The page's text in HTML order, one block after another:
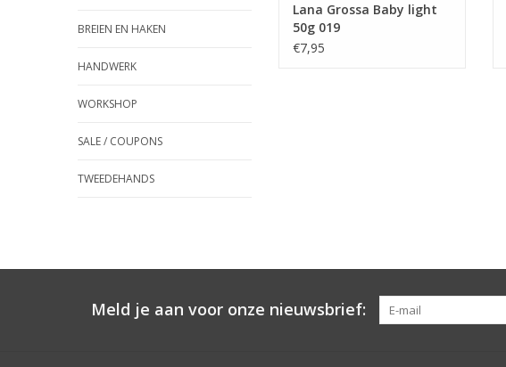
BREIEN EN HAKEN
HANDWERK
WORKSHOP
SALE / COUPONS
TWEEDEHANDS
Lana Grossa Baby light
50g 019
€7,95
Meld je aan voor onze nieuwsbrief: